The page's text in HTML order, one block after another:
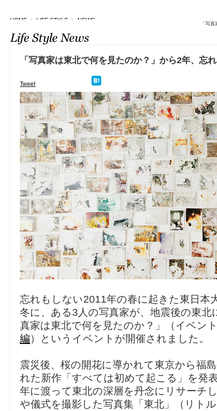
「写
HOME > LIFE STYLE > NEWS
「写真家は東北で何を見たのか？」から2年、忘
Tweet
忘れもしない2011年の春に起きた東日本
冬に、ある3人の写真家が、地震後の東北
真家は東北で何を見たのか？」（イベン
編）というイベントが開催されました。
震災後、桜の開花に導かれて東京から福
れた新作「すべては初めて起こる」を発
年に渡って東北の深層を丹念にリサーチ
や儀式を撮影した写真集「東北」（リト